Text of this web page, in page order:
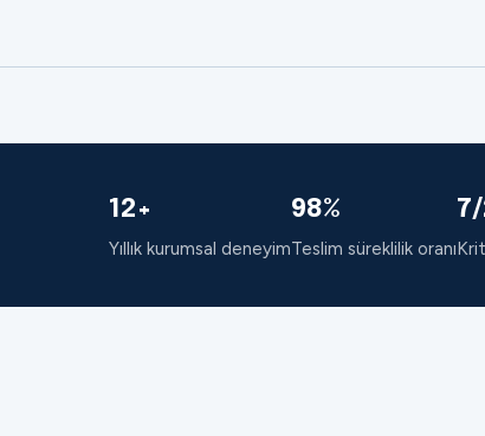
12+
Yıllık kurumsal deneyim
98%
Teslim süreklilik oranı